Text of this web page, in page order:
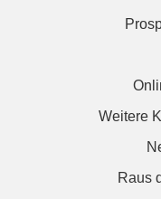
Weitere
Raus